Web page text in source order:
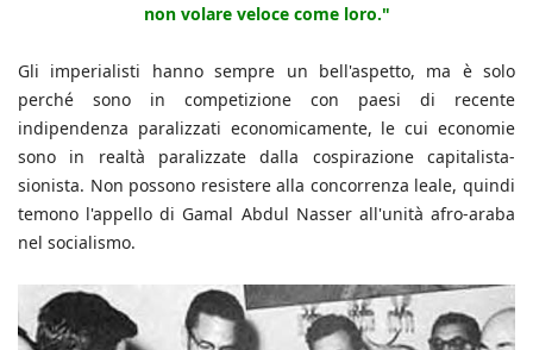
non volare veloce come loro."
Gli imperialisti hanno sempre un bell'aspetto, ma è solo
perché sono in competizione con paesi di recente
indipendenza paralizzati economicamente, le cui economie
sono in realtà paralizzate dalla cospirazione capitalista-
sionista. Non possono resistere alla concorrenza leale, quindi
temono l'appello di Gamal Abdul Nasser all'unità afro-araba
nel socialismo.